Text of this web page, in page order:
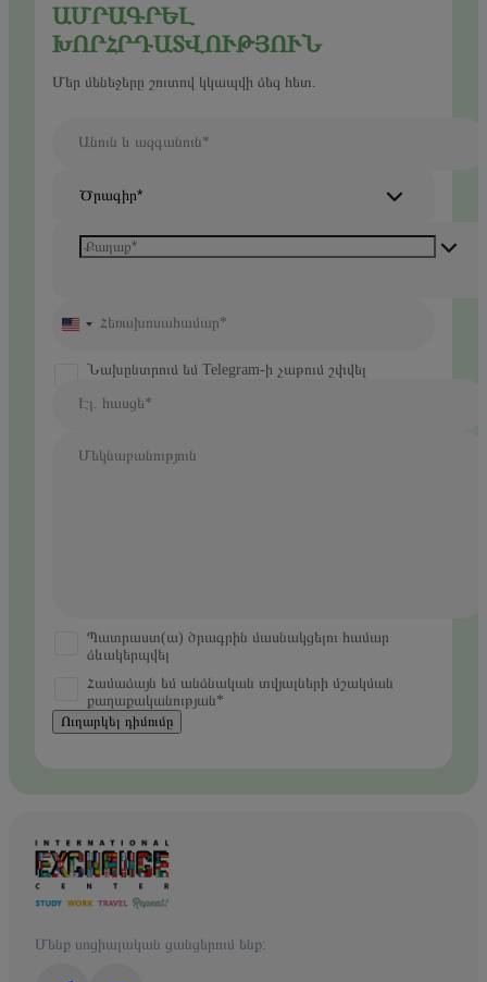
ԱՄՐԱԳՐԵԼ
ԽՈՐՀՐԴԱՏՎՈՒԹՅՈՒՆ
Մեր մենեջերը շուտով կկապվի ձեզ հետ.
Անուն և ազգանուն*
Ծրագիր*
United
+1
Հեռախոսահամար*
Նախընտրում եմ Telegram-ի չաթում շփվել
Էլ. հասցե*
Մեկնաբանություն
Պատրաստ(ա) ծրագրին մասնակցելու համար
ձևակերպվել
Համաձայն եմ անձնական տվյալների մշակման
քաղաքականության*
Ուղարկել դիմումը
Մենք սոցիալական ցանցերում ենք: